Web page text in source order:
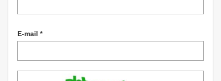
E-mail *